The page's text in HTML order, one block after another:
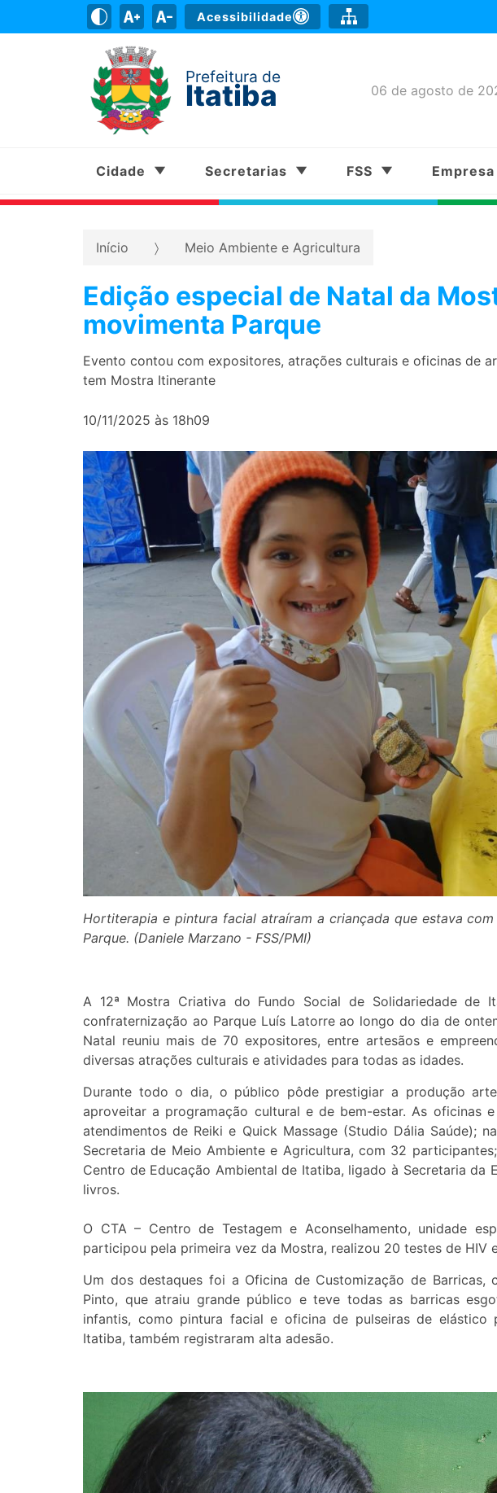
Acessibilidade
Prefeitura de
Itatiba 06 de agosto de
Cidade Secretarias FSS Empresa
Início Meio Ambiente e Agricultura
Edição especial de Natal da
movimenta Parque
Evento contou com expositores, atrações culturais e oficinas de
tem Mostra Itinerante
10/11/2025 às 18h09
Hortiterapia e pintura facial atraíram a criançada que estava
Parque. (Daniele Marzano - FSS/PMI)
A 12ª Mostra Criativa do Fundo Social de Solidariedade de
confraternização ao Parque Luís Latorre ao longo do dia de
Natal reuniu mais de 70 expositores, entre artesãos e
diversas atrações culturais e atividades para todas as idades.
Durante todo o dia, o público pôde prestigiar a produção
aproveitar a programação cultural e de bem-estar. As oficinas
atendimentos de Reiki e Quick Massage (Studio Dália Saúde);
Secretaria de Meio Ambiente e Agricultura, com 32
Centro de Educação Ambiental de Itatiba, ligado à Secretaria da
livros.
O CTA – Centro de Testagem e Aconselhamento, unidade
participou pela primeira vez da Mostra, realizou 20 testes de HIV
Um dos destaques foi a Oficina de Customização de Barricas,
Pinto, que atraiu grande público e teve todas as barricas
infantis, como pintura facial e oficina de pulseiras de elástico
Itatiba, também registraram alta adesão.